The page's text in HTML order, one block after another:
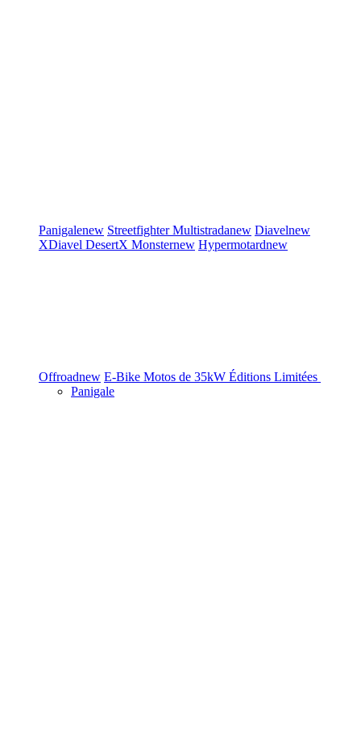
Panigalenew StreetfighterMultistradanew Diavelnew
XDiavel DesertX Monsternew Hypermotardnew
Offroadnew E-Bike Motos de 35kW Éditions Limitées
Panigale